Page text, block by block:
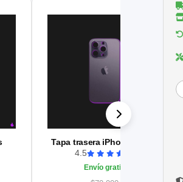
Tapa trasera iPhone 14 Pro
4.5
Envío gratis